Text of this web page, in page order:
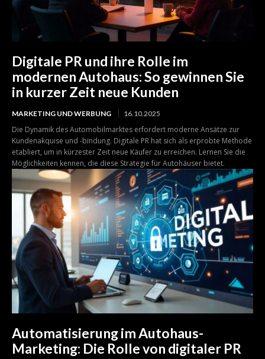
Digitale PR und ihre Rolle im
modernen Autohaus: So gewinnen Sie
in kurzer Zeit neue Kunden
MARKETING UND WERBUNG 16.10.2025
Die Dynamik des Automobilmarktes erfordert moderne Ansätze zur
Kundenakquise und -bindung. Digitale PR hat sich als erprobte Methode
etabliert, um in kürzester Zeit neue Käufer zu erreichen. Lernen Sie die
Möglichkeiten kennen, die diese Strategie für Autohäuser bietet.
Automatisierung im Autohaus-
Marketing: Die Rolle von digitaler PR